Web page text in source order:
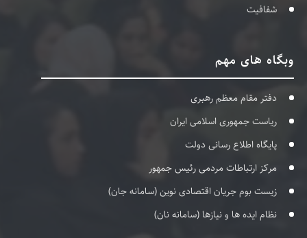
شفافیت
وبگاه های مهم
دفتر مقام معظم رهبری
ریاست جمهوری اسلامی ایران
پایگاه اطلاع رسانی دولت
مرکز ارتباطات مردمی رئیس جمهور
زیست بوم جریان اقتصادی نوین (سامانه جان)
نظام ایده ها و نیازها (سامانه نان)